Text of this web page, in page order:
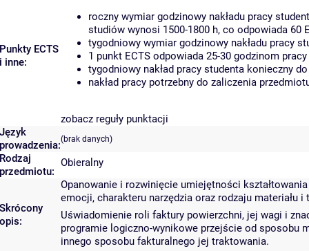
Punkty ECTS
i inne:
roczny wymiar godzinowy nakładu pracy
studiów wynosi 1500-1800 h, co odpowiada 60
tygodniowy wymiar godzinowy nakładu pracy
1 punkt ECTS odpowiada 25-30 godzinom
tygodniowy nakład pracy studenta konieczny
nakład pracy potrzebny do zaliczenia
zobacz reguły punktacji
Język
prowadzenia:(brak danych)
Rodzaj
przedmiotu:
Obieralny
Skrócony
opis:
Opanowanie i rozwinięcie umiejętności
emocji, charakteru narzędzia oraz rodzaju materiału i
Uświadomienie roli faktury powierzchni, jej wagi i
programie logiczno-wynikowe przejście od sposobu
innego sposobu fakturalnego jej traktowania.